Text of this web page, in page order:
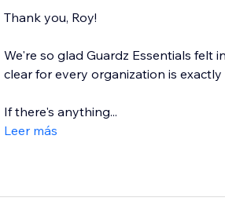
Thank you, Roy!
We're so glad Guardz Essentials felt
clear for every organization is
If there's anything...
Leer más